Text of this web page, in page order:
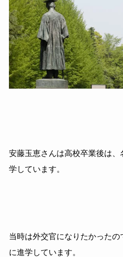
安藤玉恵さんは高校卒業後は
学しています。
当時は外交官になりたかった
に進学しています。